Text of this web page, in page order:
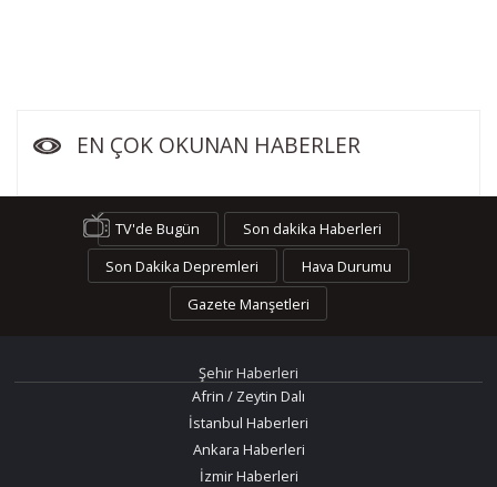
EN ÇOK OKUNAN HABERLER
TV'de Bugün
Son dakika Haberleri
Son Dakika Depremleri
Hava Durumu
Gazete Manşetleri
Şehir Haberleri
Afrin / Zeytin Dalı
İstanbul Haberleri
Ankara Haberleri
İzmir Haberleri